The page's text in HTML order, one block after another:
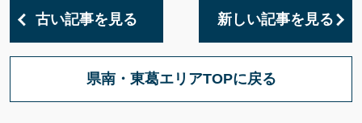
古い記事を見る 新しい記事を見る
県南・東葛エリアTOPに戻る